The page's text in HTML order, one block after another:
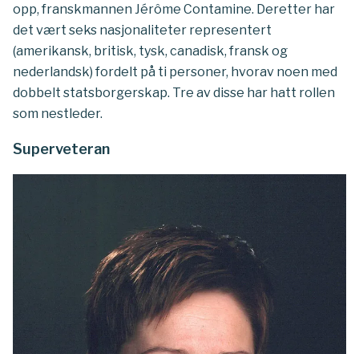
opp, franskmannen Jérôme Contamine. Deretter har
det vært seks nasjonaliteter representert
(amerikansk, britisk, tysk, canadisk, fransk og
nederlandsk) fordelt på ti personer, hvorav noen med
dobbelt statsborgerskap. Tre av disse har hatt rollen
som nestleder.
Superveteran